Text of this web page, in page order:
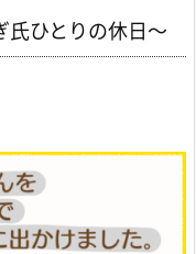
氏ひとりの休日～